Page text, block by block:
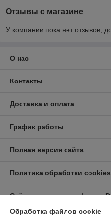
Отзывы о магазине
У компании пока нет отзывов,
О нас
Контакты
Доставка и оплата
График работы
Полная версия сайта
Политика обработки cookies
Сайт создан на платформе
Обработка файлов cookie